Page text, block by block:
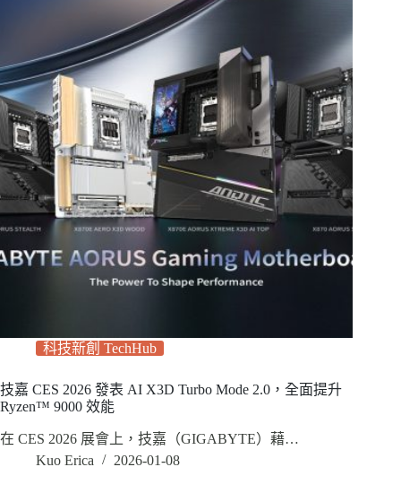
科技新創 TechHub
技嘉 CES 2026 發表 AI X3D Turbo Mode 2.0，全面提升
Ryzen™ 9000 效能
在 CES 2026 展會上，技嘉（GIGABYTE）藉…
Kuo Erica
2026-01-08